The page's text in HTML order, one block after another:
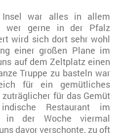
war alles in allem
wer gerne in der Pfalz
wird sich dort sehr wohl
einer großen Plane im
auf dem Zeltplatz einen
Truppe zu basteln war
für ein gemütliches
für das Gemüt
Restaurant im
in der Woche viermal
davor verschonte, zu oft